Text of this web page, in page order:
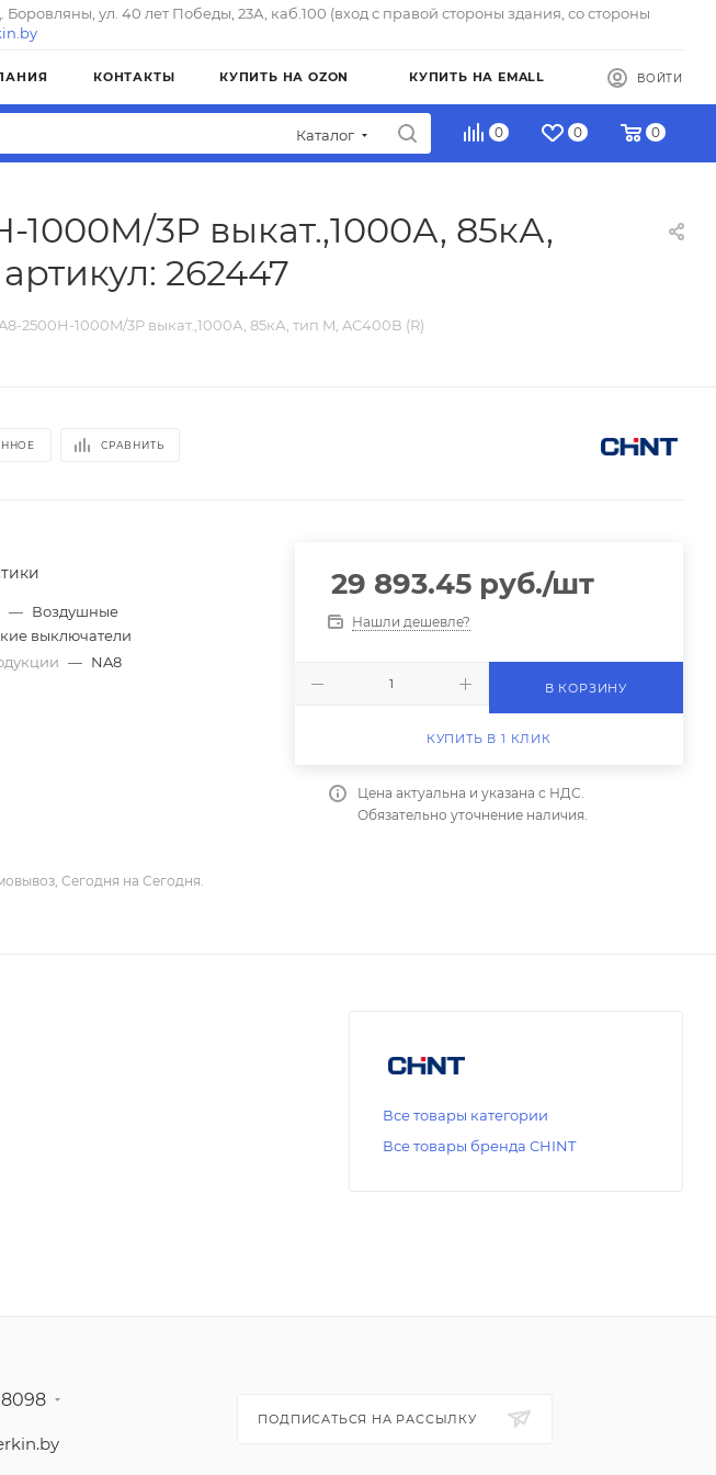
ул. 40 лет Победы, 23А, каб.100 (вход с правой стороны здания, со стороны
КОНТАКТЫ КУПИТЬ НА OZON КУПИТЬ НА EMALL ВОЙТИ
Каталог 0 0 0
3P выкат.,1000А, 85кА,
262447
2500H-1000M/3P выкат.,1000А, 85кА, тип M, AC400В (R)
СРАВНИТЬ
— Воздушные
выключатели
— NA8
29 893.45руб./шт
Нашли дешевле?
В КОРЗИНУ
КУПИТЬ В 1 КЛИК
Цена актуальна и указана с НДС.
Обязательно уточнение наличия.
Сегодня на Сегодня.
Все товары категории
Все товары бренда CHINT
ПОДПИСАТЬСЯ НА РАССЫЛКУ